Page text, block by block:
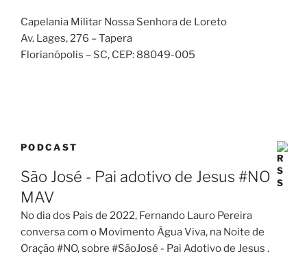
Capelania Militar Nossa Senhora de Loreto
Av. Lages, 276 – Tapera
Florianópolis – SC, CEP: 88049-005
PODCAST
São José - Pai adotivo de Jesus #NO
MAV
No dia dos Pais de 2022, Fernando Lauro Pereira
conversa com o Movimento Água Viva, na Noite de
Oração #NO, sobre #SãoJosé - Pai Adotivo de Jesus .